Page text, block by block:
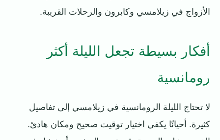
الأزواج في زيلامسي وكابرون والرحلات القريبة.
أفكار بسيطة تجعل الليلة أكثر
رومانسية
لا تحتاج الليلة الرومانسية في زيلامسي إلى تفاصيل
كثيرة. أحيانًا يكفي اختيار توقيت صحيح ومكان هادئ.